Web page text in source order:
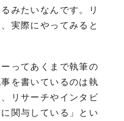
みたいなんです。リ
実際にやってみると
ってあくまで執筆の
を書いているのは執
リサーチやインタビ
関与している」とい